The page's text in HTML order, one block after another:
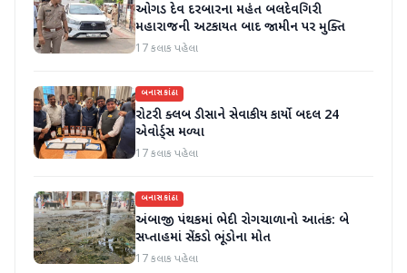
ઓગડ દેવ દરબારના મહંત બલદેવગિરી
મહારાજની અટકાયત બાદ જામીન પર મુક્તિ
17 કલાક પહેલા
બનાસકાંઠા
રોટરી ક્લબ ડીસાને સેવાકીય કાર્યો બદલ 24
એવોર્ડ્સ મળ્યા
17 કલાક પહેલા
બનાસકાંઠા
અંબાજી પંથકમાં ભેદી રોગચાળાનો આતંક: બે
સપ્તાહમાં સેંકડો ભૂંડોના મોત
17 કલાક પહેલા